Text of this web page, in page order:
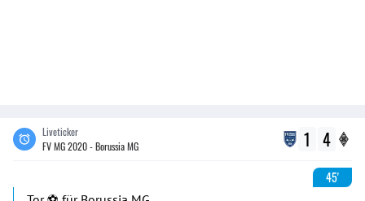
Liveticker
FV MG 2020 - Borussia MG
1 4
45'